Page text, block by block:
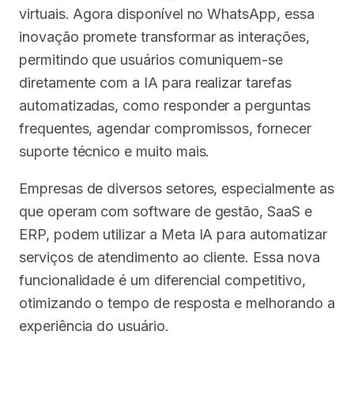
virtuais. Agora disponível no WhatsApp, essa
inovação promete transformar as interações,
permitindo que usuários comuniquem-se
diretamente com a IA para realizar tarefas
automatizadas, como responder a perguntas
frequentes, agendar compromissos, fornecer
suporte técnico e muito mais.
Empresas de diversos setores, especialmente as
que operam com software de gestão, SaaS e
ERP, podem utilizar a Meta IA para automatizar
serviços de atendimento ao cliente. Essa nova
funcionalidade é um diferencial competitivo,
otimizando o tempo de resposta e melhorando a
experiência do usuário.